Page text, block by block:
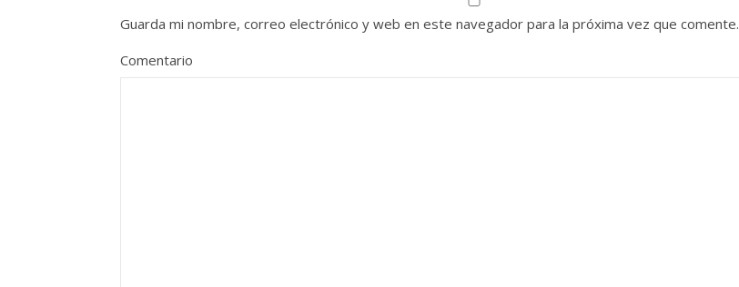
Guarda mi nombre, correo electrónico y web en este navegador para la próxima vez que comente.
Comentario